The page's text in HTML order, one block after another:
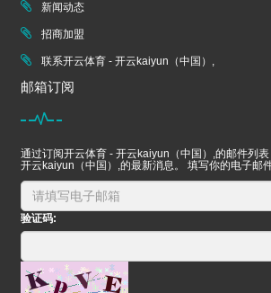
新闻动态
招商加盟
联系开云体育 - 开云kaiyun（中国）,
邮箱订阅
通过订阅开云体育 - 开云kaiyun（中国）,的邮件列
开云kaiyun（中国）,的最新消息。 填写你的电子邮
验证码: